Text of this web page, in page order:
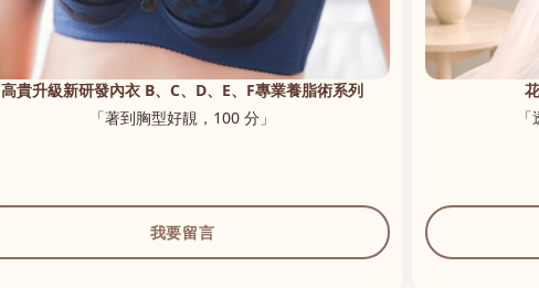
高貴升級新研發內衣 B、C、D、E、F專業養脂術系列
「著到胸型好靚，100 分」
我要留言